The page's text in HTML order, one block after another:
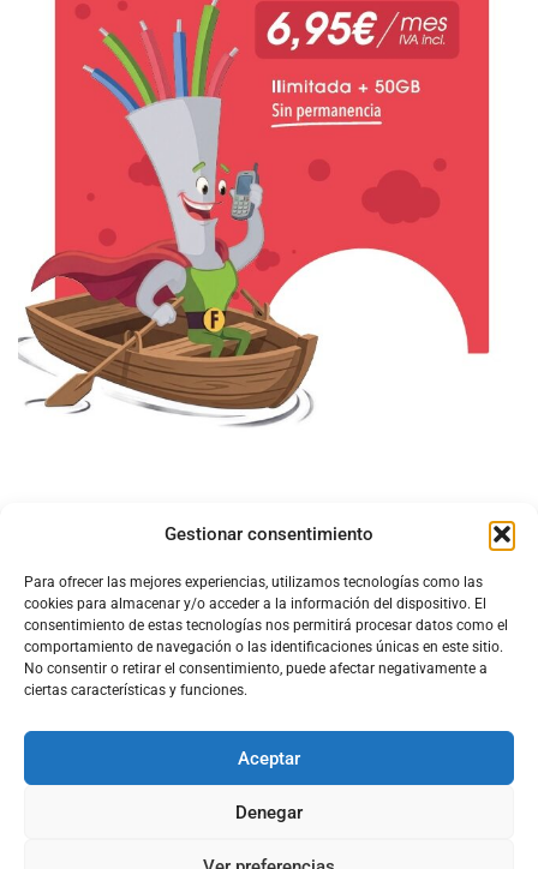
Gestionar consentimiento
Para ofrecer las mejores experiencias, utilizamos tecnologías como las
cookies para almacenar y/o acceder a la información del dispositivo. El
consentimiento de estas tecnologías nos permitirá procesar datos como el
comportamiento de navegación o las identificaciones únicas en este sitio.
No consentir o retirar el consentimiento, puede afectar negativamente a
ciertas características y funciones.
Aceptar
Denegar